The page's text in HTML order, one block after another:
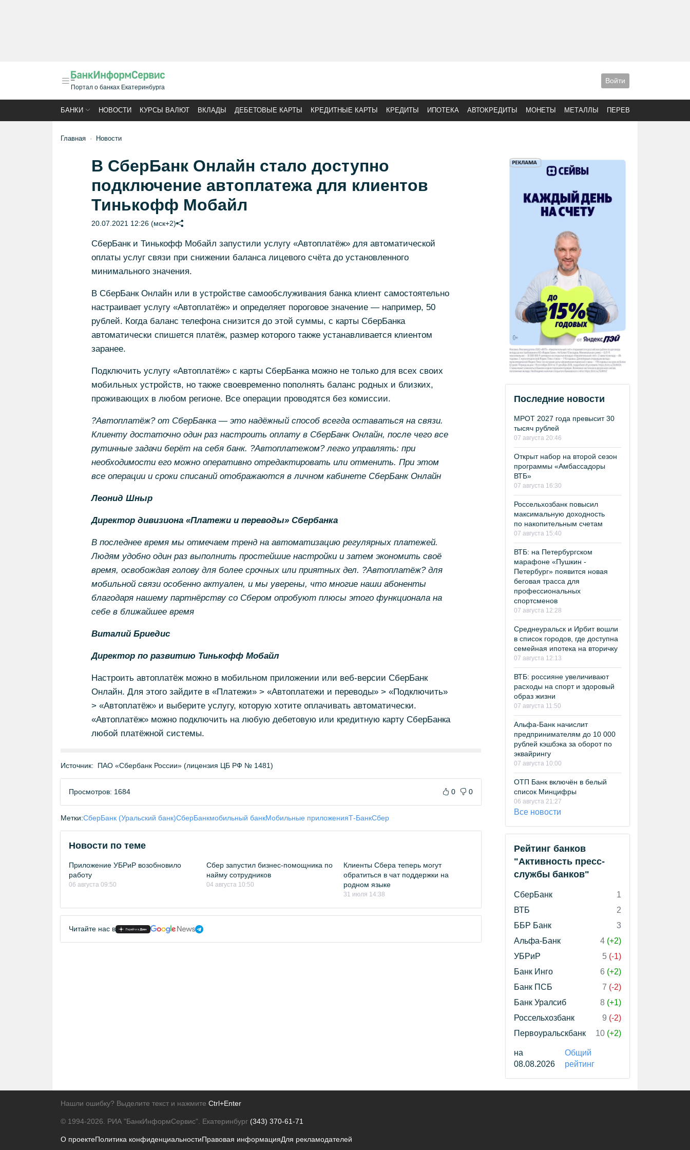
Портал о банках Екатеринбурга
Войти
БАНКИ НОВОСТИ КУРСЫ ВАЛЮТ ВКЛАДЫ ДЕБЕТОВЫЕ КАРТЫ КРЕДИТНЫЕ КАРТЫ КРЕДИТЫ ИПОТЕКА АВТОКРЕДИТЫ МОНЕТЫ МЕТАЛЛЫ ПЕРЕВОДЫ
Главная Новости
В СберБанк Онлайн стало доступно
подключение автоплатежа для клиентов
Тинькофф Мобайл
20.07.2021 12:26 (мск+2)
СберБанк и Тинькофф Мобайл запустили услугу «Автоплатёж» для автоматической
оплаты услуг связи при снижении баланса лицевого счёта до установленного
минимального значения.
В СберБанк Онлайн или в устройстве самообслуживания банка клиент самостоятельно
настраивает услугу «Автоплатёж» и определяет пороговое значение — например, 50
рублей. Когда баланс телефона снизится до этой суммы, с карты СберБанка
автоматически спишется платёж, размер которого также устанавливается клиентом
заранее.
Подключить услугу «Автоплатёж» с карты СберБанка можно не только для всех своих
мобильных устройств, но также своевременно пополнять баланс родных и близких,
проживающих в любом регионе. Все операции проводятся без комиссии.
?Автоплатёж? от СберБанка — это надёжный способ всегда оставаться на связи.
Клиенту достаточно один раз настроить оплату в СберБанк Онлайн, после чего все
рутинные задачи берёт на себя банк. ?Автоплатежом? легко управлять: при
необходимости его можно оперативно отредактировать или отменить. При этом
все операции и сроки списаний отображаются в личном кабинете СберБанк Онлайн
Леонид Шныр
Директор дивизиона «Платежи и переводы» Сбербанка
В последнее время мы отмечаем тренд на автоматизацию регулярных платежей.
Людям удобно один раз выполнить простейшие настройки и затем экономить своё
время, освобождая голову для более срочных или приятных дел. ?Автоплатёж? для
мобильной связи особенно актуален, и мы уверены, что многие наши абоненты
благодаря нашему партнёрству со Сбером опробуют плюсы этого функционала на
себе в ближайшее время
Виталий Бриедис
Директор по развитию Тинькофф Мобайл
Настроить автоплатёж можно в мобильном приложении или веб-версии СберБанк
Онлайн. Для этого зайдите в «Платежи» > «Автоплатежи и переводы» > «Подключить»
> «Автоплатёж» и выберите услугу, которую хотите оплачивать автоматически.
«Автоплатёж» можно подключить на любую дебетовую или кредитную карту СберБанка
любой платёжной системы.
Источник: ПАО «Сбербанк России» (лицензия ЦБ РФ № 1481)
Просмотров: 1684 0 0
Метки:СберБанк (Уральский банк)СберБанкмобильный банкМобильные приложенияТ-БанкСбер
Новости по теме
Приложение УБРиР возобновило
работу
06 августа 09:50
Сбер запустил бизнес-помощника по
найму сотрудников
04 августа 10:50
Клиенты Сбера теперь могут
обратиться в чат поддержки на
родном языке
31 июля 14:38
Читайте нас в
Последние новости
МРОТ 2027 года превысит 30
тысяч рублей
07 августа 20:46
Открыт набор на второй сезон
программы «Амбассадоры
ВТБ»
07 августа 16:30
Россельхозбанк повысил
максимальную доходность
по накопительным счетам
07 августа 15:40
ВТБ: на Петербургском
марафоне «Пушкин -
Петербург» появится новая
беговая трасса для
профессиональных
спортсменов
07 августа 12:28
Среднеуральск и Ирбит вошли
в список городов, где доступна
семейная ипотека на вторичку
07 августа 12:13
ВТБ: россияне увеличивают
расходы на спорт и здоровый
образ жизни
07 августа 11:50
Альфа-Банк начислит
предпринимателям до 10 000
рублей кэшбэка за оборот по
эквайрингу
07 августа 10:00
ОТП Банк включён в белый
список Минцифры
06 августа 21:27
Все новости
Рейтинг банков
"Активность пресс-
службы банков"
СберБанк
1
ВТБ
2
ББР Банк
3
Альфа-Банк
4 (+2)
УБРиР
5 (-1)
Банк Инго
6 (+2)
Банк ПСБ
7 (-2)
Банк Уралсиб
8 (+1)
Россельхозбанк
9 (-2)
Первоуральскбанк
10 (+2)
на
08.08.2026
Общий
рейтинг
Нашли ошибку? Выделите текст и нажмите Ctrl+Enter
© 1994-2026. РИА "БанкИнформСервис". Екатеринбург (343) 370-61-71
О проектеПолитика конфиденциальностиПравовая информацияДля рекламодателей